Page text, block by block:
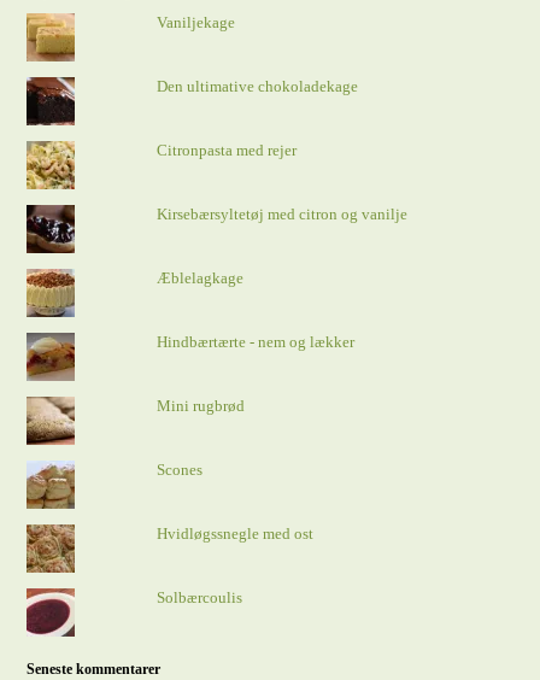
Vaniljekage
Den ultimative chokoladekage
Citronpasta med rejer
Kirsebærsyltetøj med citron og vanilje
Æblelagkage
Hindbærtærte - nem og lækker
Mini rugbrød
Scones
Hvidløgssnegle med ost
Solbærcoulis
Seneste kommentarer